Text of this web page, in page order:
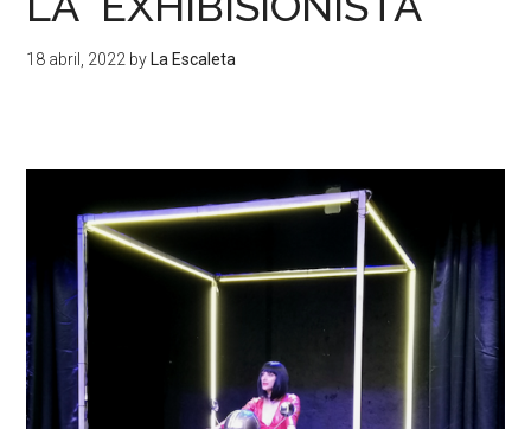
18 abril, 2022 by La Escaleta